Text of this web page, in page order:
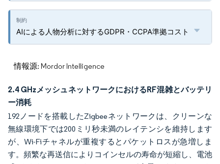
AIによる人物分析に対するGDPR・CCPA準拠コスト
情報源: Mordor Intelligence
2.4 GHzメッシュネットワークにおけるRF混雑とバッテリ
ー消耗
192ノードを搭載したZigbeeネットワークは、クリーンな
無線環境下では200ミリ秒未満のレイテンシを維持します
が、Wi-Fiチャネルが重複するとパケットロスが急増しま
す。頻繁な再送信によりコインセルの寿命が短縮し、電池